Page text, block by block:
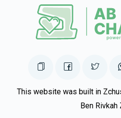
This website was built in
Ben Rivkah